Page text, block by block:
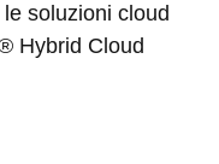
soluzioni cloud
Hybrid Cloud